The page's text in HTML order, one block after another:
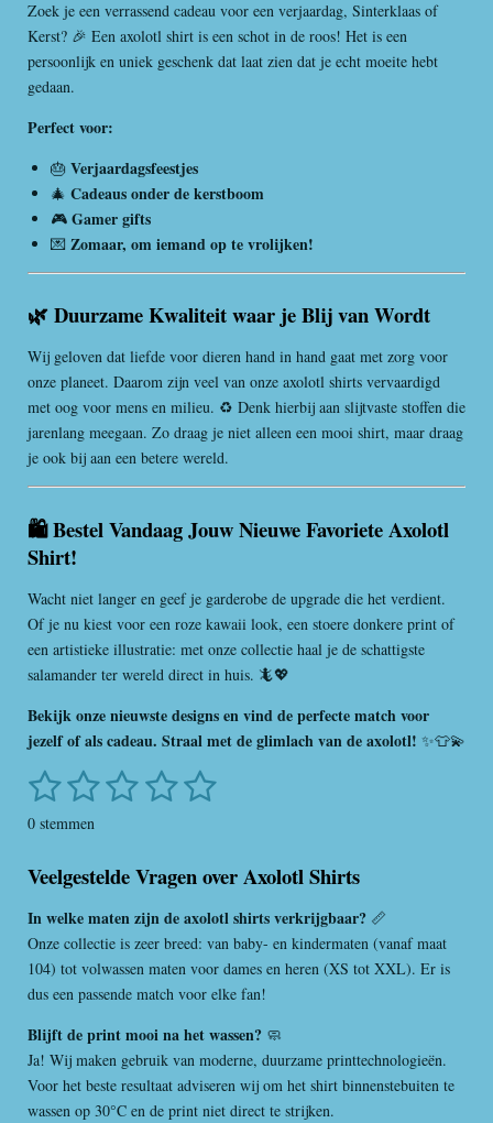
Zoek je een verrassend cadeau voor een verjaardag, Sinterklaas of
Kerst? 🎉 Een axolotl shirt is een schot in de roos! Het is een
persoonlijk en uniek geschenk dat laat zien dat je echt moeite hebt
gedaan.
Perfect voor:
🎂 Verjaardagsfeestjes
🎄 Cadeaus onder de kerstboom
🎮 Gamer gifts
💌 Zomaar, om iemand op te vrolijken!
🌿 Duurzame Kwaliteit waar je Blij van Wordt
Wij geloven dat liefde voor dieren hand in hand gaat met zorg voor
onze planeet. Daarom zijn veel van onze axolotl shirts vervaardigd
met oog voor mens en milieu. ♻️ Denk hierbij aan slijtvaste stoffen die
jarenlang meegaan. Zo draag je niet alleen een mooi shirt, maar draag
je ook bij aan een betere wereld.
🛍️ Bestel Vandaag Jouw Nieuwe Favoriete Axolotl
Shirt!
Wacht niet langer en geef je garderobe de upgrade die het verdient.
Of je nu kiest voor een roze kawaii look, een stoere donkere print of
een artistieke illustratie: met onze collectie haal je de schattigste
salamander ter wereld direct in huis. 🦎💖
Bekijk onze nieuwste designs en vind de perfecte match voor
jezelf of als cadeau. Straal met de glimlach van de axolotl! ✨👕💫
R
t
n
e
r
r
e
1
s
e
r
2
s
e
r
r
e
n
3
e
r
r
e
n
4
e
r
r
e
n
5
e
r
r
e
n
S
e
0 stemmen
Veelgestelde Vragen over Axolotl Shirts
In welke maten zijn de axolotl shirts verkrijgbaar? 📏
Onze collectie is zeer breed: van baby- en kindermaten (vanaf maat
104) tot volwassen maten voor dames en heren (XS tot XXL). Er is
dus een passende match voor elke fan!
Blijft de print mooi na het wassen? 🧼
Ja! Wij maken gebruik van moderne, duurzame printtechnologieën.
Voor het beste resultaat adviseren wij om het shirt binnenstebuiten te
wassen op 30°C en de print niet direct te strijken.